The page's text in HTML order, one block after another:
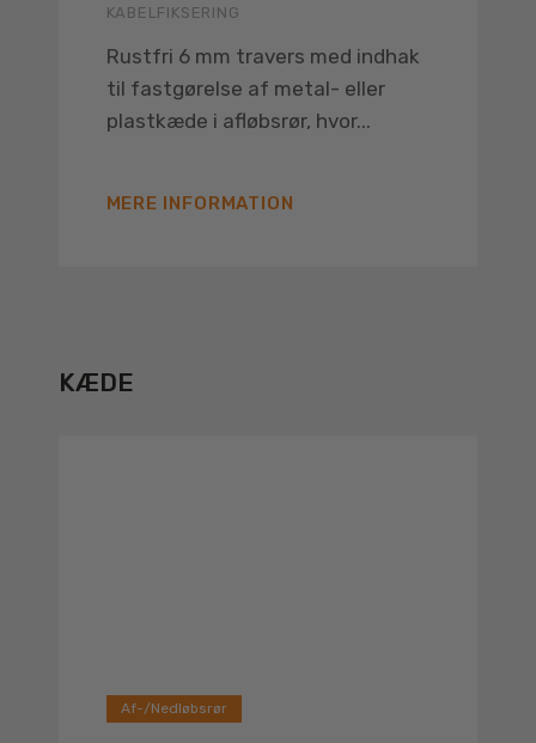
KABELFIKSERING
Rustfri 6 mm travers med indhak
til fastgørelse af metal- eller
plastkæde i afløbsrør, hvor...
MERE INFORMATION
KÆDE
Af-/Nedløbsrør